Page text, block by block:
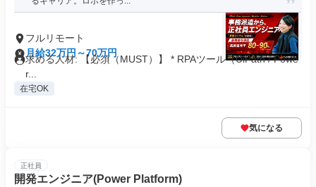
フルリモート
月給32万円～70万円
求める人材: 【必須（MUST）】 * RPAツール（UiPath / Powe
r...
在宅OK
気になる
正社員
開発エンジニア(Power Platform)